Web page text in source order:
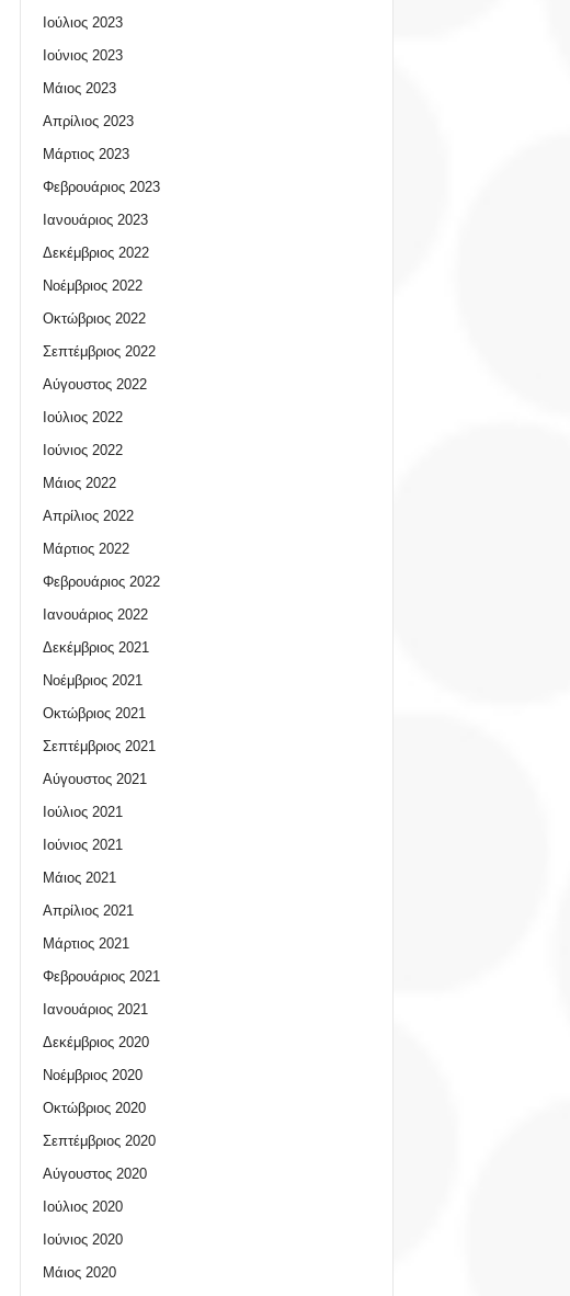
Ιούλιος 2023
Ιούνιος 2023
Μάιος 2023
Απρίλιος 2023
Μάρτιος 2023
Φεβρουάριος 2023
Ιανουάριος 2023
Δεκέμβριος 2022
Νοέμβριος 2022
Οκτώβριος 2022
Σεπτέμβριος 2022
Αύγουστος 2022
Ιούλιος 2022
Ιούνιος 2022
Μάιος 2022
Απρίλιος 2022
Μάρτιος 2022
Φεβρουάριος 2022
Ιανουάριος 2022
Δεκέμβριος 2021
Νοέμβριος 2021
Οκτώβριος 2021
Σεπτέμβριος 2021
Αύγουστος 2021
Ιούλιος 2021
Ιούνιος 2021
Μάιος 2021
Απρίλιος 2021
Μάρτιος 2021
Φεβρουάριος 2021
Ιανουάριος 2021
Δεκέμβριος 2020
Νοέμβριος 2020
Οκτώβριος 2020
Σεπτέμβριος 2020
Αύγουστος 2020
Ιούλιος 2020
Ιούνιος 2020
Μάιος 2020